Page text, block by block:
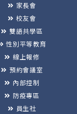
家長會
校友會
雙語共學區
性別平等教育
線上報修
預約會議室
內部控制
防疫專區
員生社